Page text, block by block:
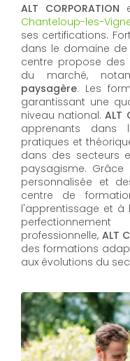
ALT CORPORATION
Chanteloup-les-
ses certifications.
dans le domaine de
centre propose
du marché,
paysagère. Les
garantissant une
niveau national.ALT
apprenants dans
pratiques et
dans des secteurs
paysagisme.
personnalisée et
centre de
l'apprentissage et à
professionnelle, ALT
des formations
aux évolutions du